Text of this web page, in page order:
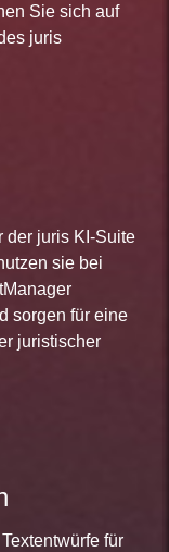
Sie sich auf
juris
der juris KI-Suite
sie bei
sorgen für eine
juristischer
für